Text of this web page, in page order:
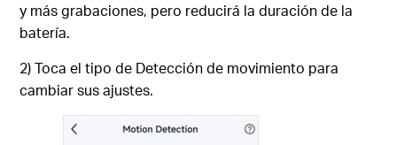
y más grabaciones, pero reducirá la duración de la
batería.
2) Toca el tipo de Detección de movimiento para
cambiar sus ajustes.